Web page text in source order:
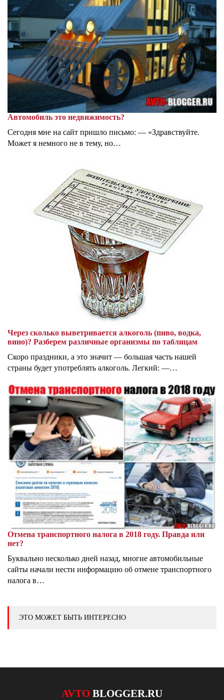
Автомобиль это недвижимость?
Сегодня мне на сайт пришло письмо: — «Здравствуйте.
Может я немного не в тему, но…
Через сколько выветривается алкоголь (пиво, водка,
вино)? Разберем различные организмы по таблицам
Скоро праздники, а это значит — большая часть нашей
страны будет употреблять алкоголь. Легкий: —…
Отмена транспортного налога в 2018 году. Правда или
нет?
Буквально несколько дней назад, многие автомобильные
сайты начали нести информацию об отмене транспортного
налога в…
ЭТО МОЖЕТ БЫТЬ ИНТЕРЕСНО
AVTO BLOGGER.RU